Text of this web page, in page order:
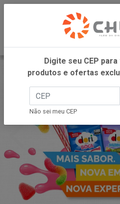
Digite seu CEP
produtos e ofertas
Não sei meu CEP